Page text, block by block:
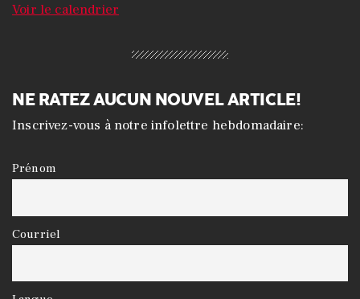
Voir le calendrier
NE RATEZ AUCUN NOUVEL ARTICLE!
Inscrivez-vous à notre infolettre hebdomadaire:
Prénom
Courriel